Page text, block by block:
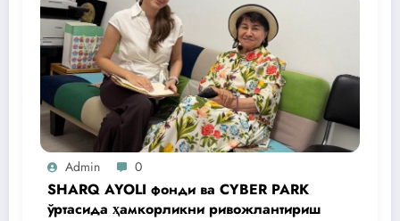
Admin 0
SHARQ AYOLI фонди ва CYBER PARK
ўртасида ҳамкорликни ривожлантириш